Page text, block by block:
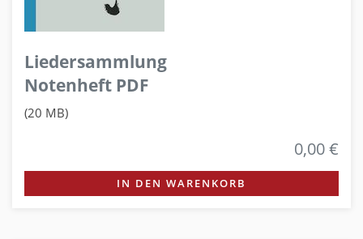
Liedersammlung
Notenheft PDF
(20 MB)
0,00 €
IN DEN WARENKORB